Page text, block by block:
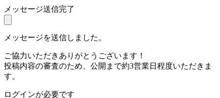
メッセージ送信完了
メッセージを送信しました。
ご協力いただきありがとうございます！
投稿内容の審査のため、公開まで約3営業日程度いただきま
す。
ログインが必要です